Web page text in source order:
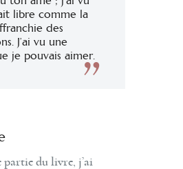
libre comme la
des
J’ai vu une
je pouvais aimer.
partie du livre, j’ai